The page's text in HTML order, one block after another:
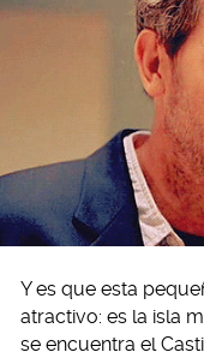
Y es que esta
atractivo: es la isla
se encuentra el